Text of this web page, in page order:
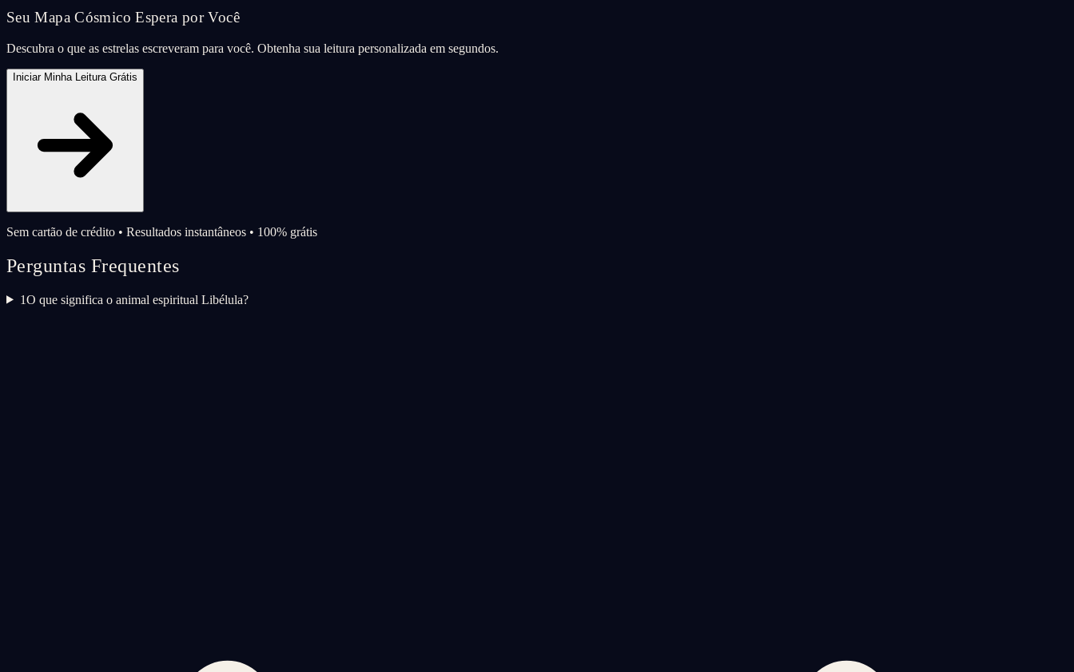
Seu Mapa Cósmico Espera por Você
Descubra o que as estrelas escreveram para você. Obtenha sua leitura personalizada em segundos.
Iniciar Minha Leitura Grátis
Sem cartão de crédito • Resultados instantâneos • 100% grátis
Perguntas Frequentes
1O que significa o animal espiritual Libélula?